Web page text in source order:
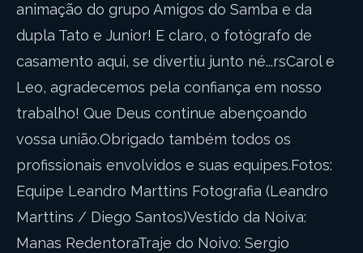
animação do grupo Amigos do Samba e da
dupla Tato e Junior! E claro, o fotógrafo de
casamento aqui, se divertiu junto né...rsCarol e
Leo, agradecemos pela confiança em nosso
trabalho! Que Deus continue abençoando
vossa união.Obrigado também todos os
profissionais envolvidos e suas equipes.Fotos:
Equipe Leandro Marttins Fotografia (Leandro
Marttins / Diego Santos)Vestido da Noiva:
Manas RedentoraTraje do Noivo: Sergio